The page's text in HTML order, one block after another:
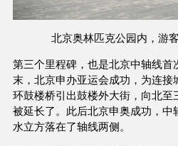
北京奥林匹克公园内，游
第三个里程碑，也是北京中轴线首
末，北京申办亚运会成功，为连接
环鼓楼桥引出鼓楼外大街，向北至
被延长了。此后北京申奥成功，中
水立方落在了轴线两侧。